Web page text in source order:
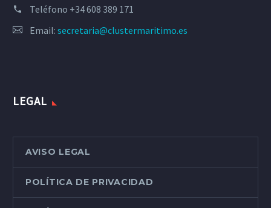
Teléfono +34 608 389 171
Email: secretaria@clustermaritimo.es
LEGAL
AVISO LEGAL
POLÍTICA DE PRIVACIDAD